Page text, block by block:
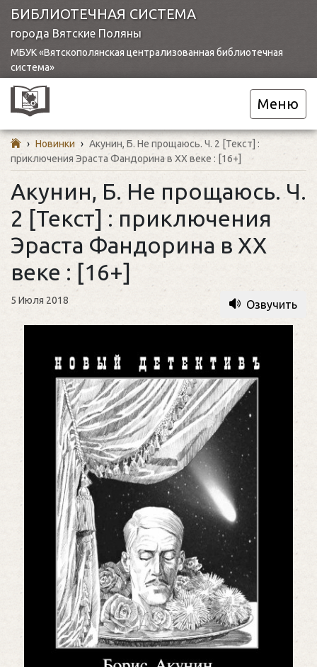
БИБЛИОТЕЧНАЯ СИСТЕМА
города Вятские Поляны
МБУК «Вятскополянская централизованная библиотечная
система»
Меню
› Новинки › Акунин, Б. Не прощаюсь. Ч. 2 [Текст] :
приключения Эраста Фандорина в ХХ веке : [16+]
Акунин, Б. Не прощаюсь. Ч.
2 [Текст] : приключения
Эраста Фандорина в ХХ
веке : [16+]
5 Июля 2018 Озвучить